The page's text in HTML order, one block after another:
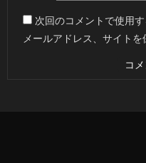
次回のコメントで使用
メールアドレス、サイトを